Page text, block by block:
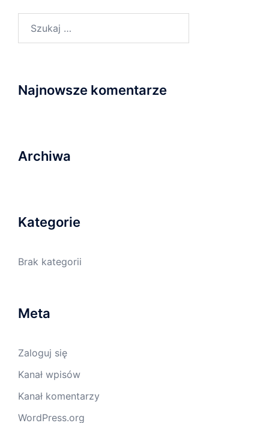
Najnowsze komentarze
Archiwa
Kategorie
Brak kategorii
Meta
Zaloguj się
Kanał wpisów
Kanał komentarzy
WordPress.org